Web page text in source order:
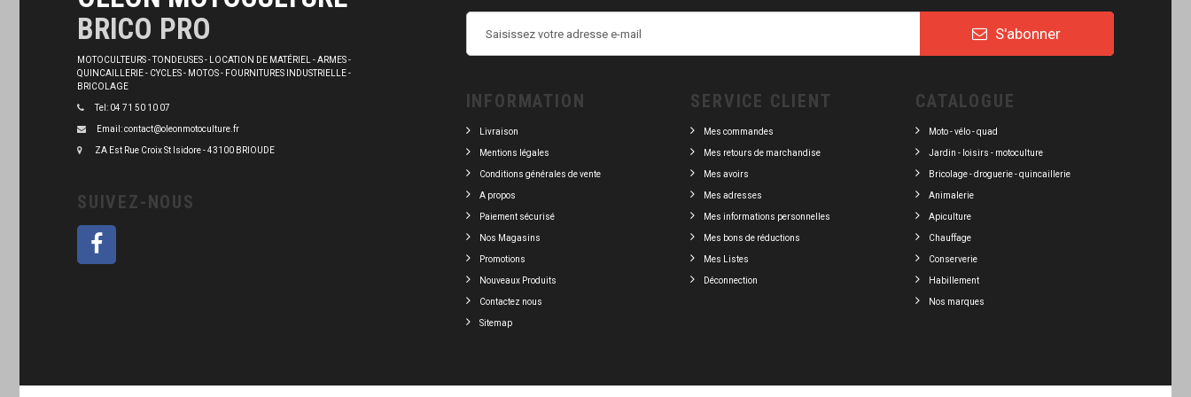
BRICO PRO
MOTOCULTEURS - TONDEUSES - LOCATION DE MATÉRIEL - ARMES -
QUINCAILLERIE - CYCLES - MOTOS - FOURNITURES INDUSTRIELLE -
BRICOLAGE
Tel: 04 71 50 10 07
Email: contact@oleonmotoculture.fr
ZA Est Rue Croix St Isidore - 43100 BRIOUDE
SUIVEZ-NOUS
S'abonner
INFORMATION
Livraison
Mentions légales
Conditions générales de vente
A propos
Paiement sécurisé
Nos Magasins
Promotions
Nouveaux Produits
Contactez nous
Sitemap
SERVICE CLIENT
Mes commandes
Mes retours de marchandise
Mes avoirs
Mes adresses
Mes informations personnelles
Mes bons de réductions
Mes Listes
Déconnection
CATALOGUE
Moto - vélo - quad
Jardin - loisirs - motoculture
Bricolage - droguerie - quincaillerie
Animalerie
Apiculture
Chauffage
Conserverie
Habillement
Nos marques